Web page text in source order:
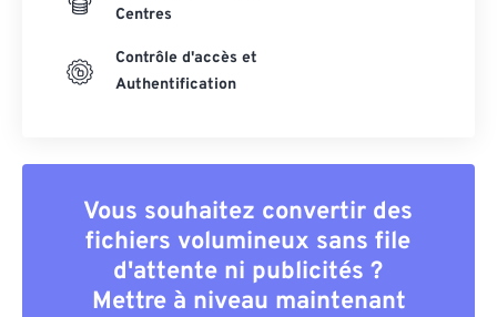
Centres
Contrôle d'accès et
Authentification
Vous souhaitez convertir des
fichiers volumineux sans file
d'attente ni publicités ?
Mettre à niveau maintenant